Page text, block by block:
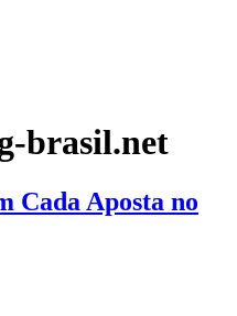
brasil.net
Cada Aposta no